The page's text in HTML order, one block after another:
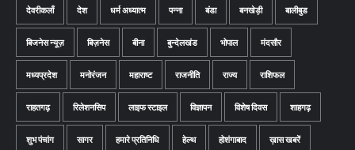
देवरीकलाँ देश धर्म अध्यात्म पन्ना बंडा बनखेड़ी बालीबुड
बिजनेस न्यूज़ बिज़नेस बीना बुन्देलखंड भोपाल मंदसौर
मध्यप्रदेश मनोरंजन महाराष्ट राजनीति राज्य राशिफल
राहतगढ़ रिलेशनसिप लाइफ स्टाइल विज्ञापन विशेष दिवस शाहगढ़
शुभ पंचांग सागर हमारे प्रतिनिधि हेल्थ होशंगाबाद ख़ास खबरें